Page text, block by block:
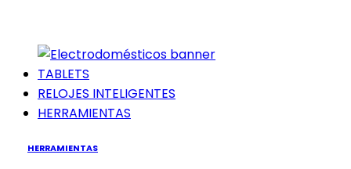
TABLETS
RELOJES INTELIGENTES
HERRAMIENTAS
HERRAMIENTAS